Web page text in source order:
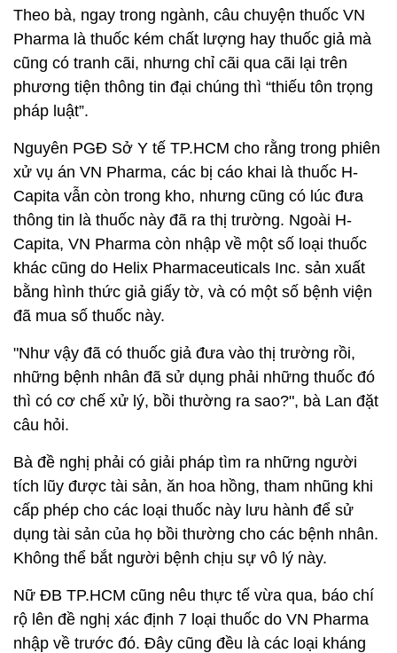
Theo bà, ngay trong ngành, câu chuyện thuốc VN
Pharma là thuốc kém chất lượng hay thuốc giả mà
cũng có tranh cãi, nhưng chỉ cãi qua cãi lại trên
phương tiện thông tin đại chúng thì “thiếu tôn trọng
pháp luật”.
Nguyên PGĐ Sở Y tế TP.HCM cho rằng trong phiên
xử vụ án VN Pharma, các bị cáo khai là thuốc H-
Capita vẫn còn trong kho, nhưng cũng có lúc đưa
thông tin là thuốc này đã ra thị trường. Ngoài H-
Capita, VN Pharma còn nhập về một số loại thuốc
khác cũng do Helix Pharmaceuticals Inc. sản xuất
bằng hình thức giả giấy tờ, và có một số bệnh viện
đã mua số thuốc này.
"Như vậy đã có thuốc giả đưa vào thị trường rồi,
những bệnh nhân đã sử dụng phải những thuốc đó
thì có cơ chế xử lý, bồi thường ra sao?", bà Lan đặt
câu hỏi.
Bà đề nghị phải có giải pháp tìm ra những người
tích lũy được tài sản, ăn hoa hồng, tham nhũng khi
cấp phép cho các loại thuốc này lưu hành để sử
dụng tài sản của họ bồi thường cho các bệnh nhân.
Không thể bắt người bệnh chịu sự vô lý này.
Nữ ĐB TP.HCM cũng nêu thực tế vừa qua, báo chí
rộ lên đề nghị xác định 7 loại thuốc do VN Pharma
nhập về trước đó. Đây cũng đều là các loại kháng